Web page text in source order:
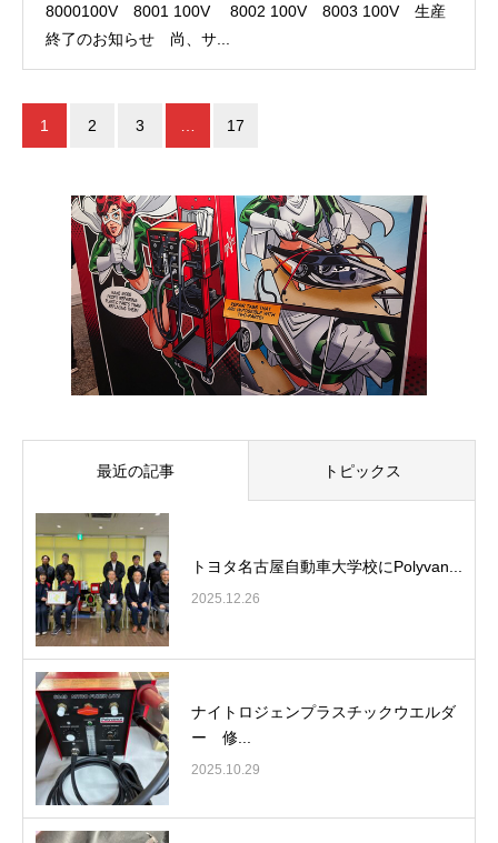
8000100V 8001 100V 8002 100V 8003 100V 生産
終了のお知らせ 尚、サ...
1 2 3 17
最近の記事 トピックス
トヨタ名古屋自動車大学校にPolyvan...
2025.12.26
ナイトロジェンプラスチックウエルダ
ー 修...
2025.10.29